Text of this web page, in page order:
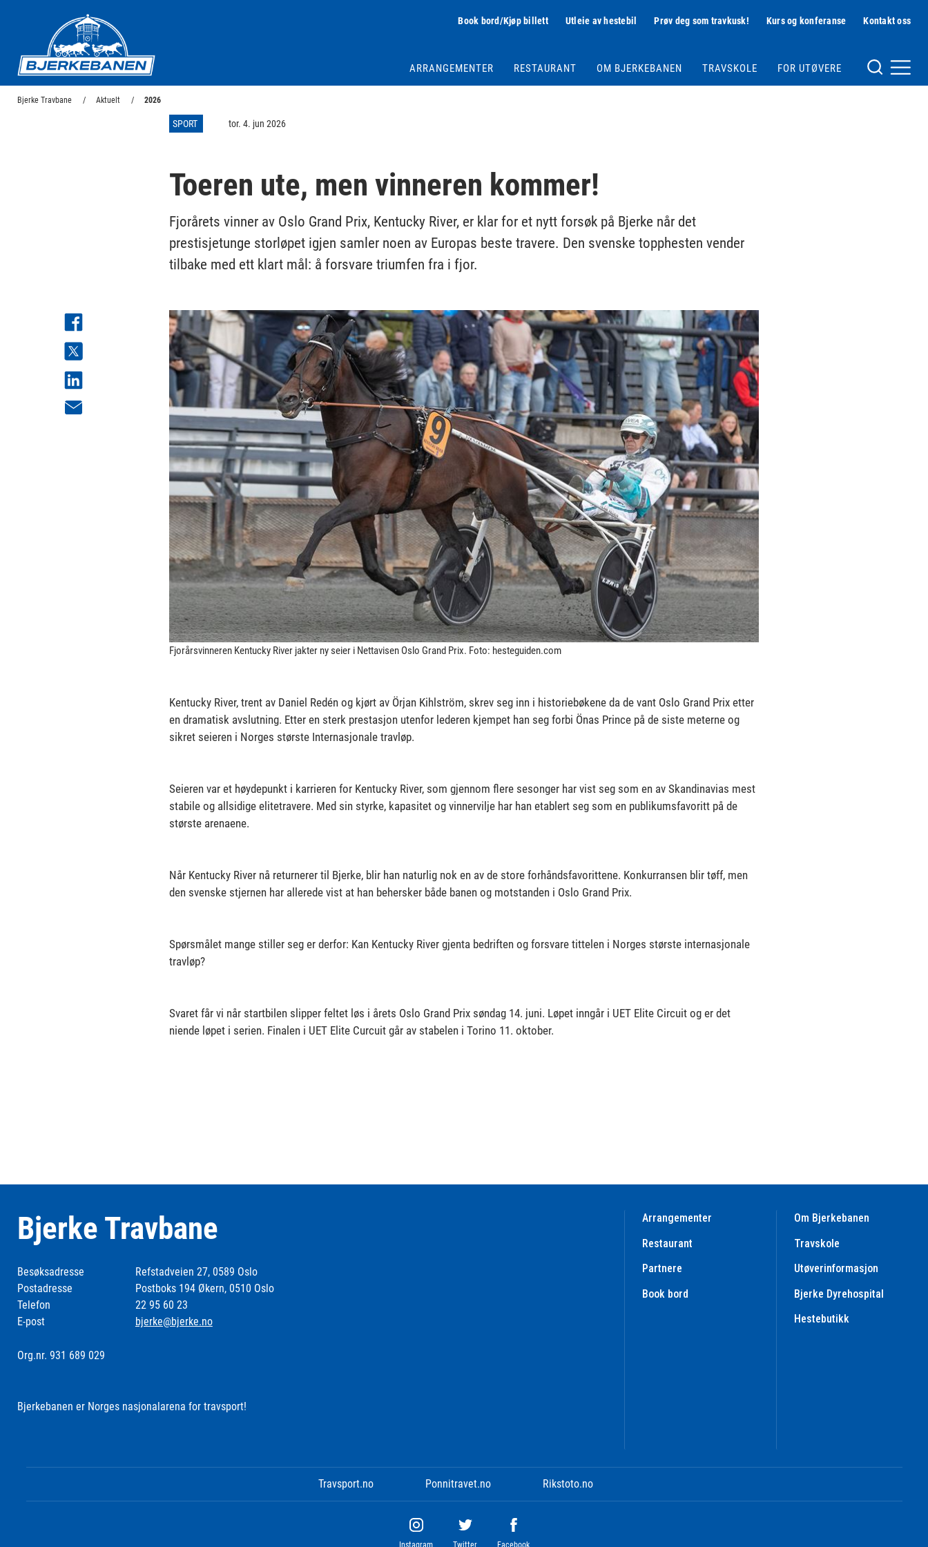
Book bord/Kjøp billett Utleie av hestebil Prøv deg som travkusk! Kurs og konferanse Kontakt oss
ARRANGEMENTER RESTAURANT OM BJERKEBANEN TRAVSKOLE FOR UTØVERE
Bjerke Travbane Aktuelt 2026
SPORT tor. 4. jun 2026
Toeren ute, men vinneren kommer!
Fjorårets vinner av Oslo Grand Prix, Kentucky River, er klar for et nytt forsøk på Bjerke når det
prestisjetunge storløpet igjen samler noen av Europas beste travere. Den svenske topphesten vender
tilbake med ett klart mål: å forsvare triumfen fra i fjor.
Fjorårsvinneren Kentucky River jakter ny seier i Nettavisen Oslo Grand Prix. Foto: hesteguiden.com
Kentucky River, trent av Daniel Redén og kjørt av Örjan Kihlström, skrev seg inn i historiebøkene da de vant Oslo Grand Prix etter
en dramatisk avslutning. Etter en sterk prestasjon utenfor lederen kjempet han seg forbi Önas Prince på de siste meterne og
sikret seieren i Norges største Internasjonale travløp.
Seieren var et høydepunkt i karrieren for Kentucky River, som gjennom flere sesonger har vist seg som en av Skandinavias mest
stabile og allsidige elitetravere. Med sin styrke, kapasitet og vinnervilje har han etablert seg som en publikumsfavoritt på de
største arenaene.
Når Kentucky River nå returnerer til Bjerke, blir han naturlig nok en av de store forhåndsfavorittene. Konkurransen blir tøff, men
den svenske stjernen har allerede vist at han behersker både banen og motstanden i Oslo Grand Prix.
Spørsmålet mange stiller seg er derfor: Kan Kentucky River gjenta bedriften og forsvare tittelen i Norges største internasjonale
travløp?
Svaret får vi når startbilen slipper feltet løs i årets Oslo Grand Prix søndag 14. juni. Løpet inngår i UET Elite Circuit og er det
niende løpet i serien. Finalen i UET Elite Curcuit går av stabelen i Torino 11. oktober.
Bjerke Travbane
Besøksadresse
Refstadveien 27, 0589 Oslo
Postadresse
Postboks 194 Økern, 0510 Oslo
Telefon
22 95 60 23
E-post
bjerke@bjerke.no
Org.nr. 931 689 029
Bjerkebanen er Norges nasjonalarena for travsport!
Arrangementer
Restaurant
Partnere
Book bord
Om Bjerkebanen
Travskole
Utøverinformasjon
Bjerke Dyrehospital
Hestebutikk
Travsport.no Ponnitravet.no Rikstoto.no